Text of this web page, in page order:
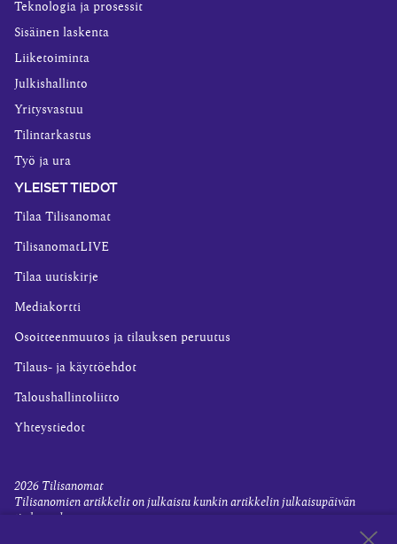
Teknologia ja prosessit
Sisäinen laskenta
Liiketoiminta
Julkishallinto
Yritysvastuu
Tilintarkastus
Työ ja ura
YLEISET TIEDOT
Tilaa Tilisanomat
TilisanomatLIVE
Tilaa uutiskirje
Mediakortti
Osoitteenmuutos ja tilauksen peruutus
Tilaus- ja käyttöehdot
Taloushallintoliitto
Yhteystiedot
2026 Tilisanomat
Tilisanomien artikkelit on julkaistu kunkin artikkelin julkaisupäivän
tiedon valossa.